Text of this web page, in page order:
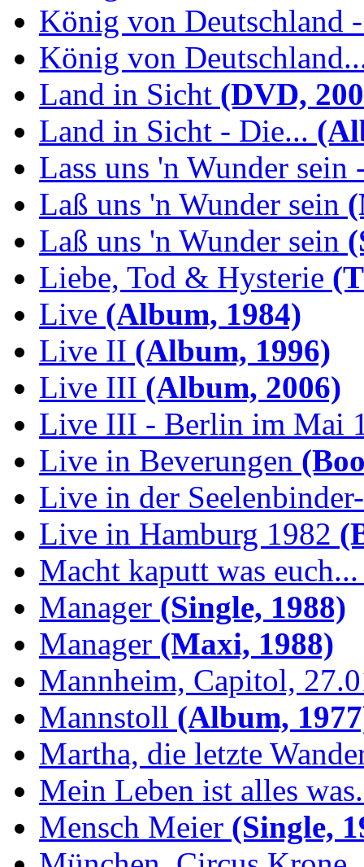
König von Deutschland
König von
Land in Sicht (DVD,
Land in Sicht - Die...
Lass uns 'n Wunder sein
Laß uns 'n Wunder sein
Laß uns 'n Wunder sein
Liebe, Tod & Hysterie
Live (Album, 1984)
Live II (Album, 1996)
Live III (Album, 2006)
Live III - Berlin im Mai
Live in Beverungen
Live in der
Live in Hamburg 1982
Macht kaputt was euch...
Manager (Single, 1988)
Manager (Maxi, 1988)
Mannheim, Capitol,
Mannstoll (Album,
Martha, die letzte
Mein Leben ist alles
Mensch Meier (Single,